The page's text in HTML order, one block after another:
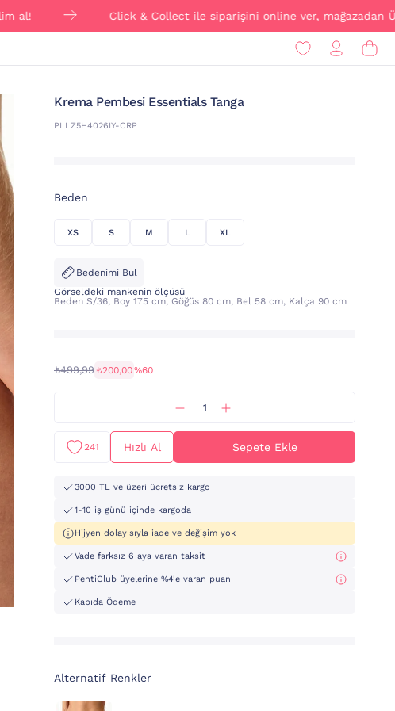
Click & Collect ile siparişini online ver, mağazadan
Krema Pembesi Essentials Tanga
PLLZ5H4026IY-CRP
Beden
XS S M L XL
Bedenimi Bul
Görseldeki mankenin ölçüsü
Beden S/36, Boy 175 cm, Göğüs 80 cm, Bel 58 cm, Kalça 90 cm
₺499,99 ₺200,00%60
241 Hızlı Al Sepete Ekle
3000 TL ve üzeri ücretsiz kargo
1-10 iş günü içinde kargoda
Hijyen dolayısıyla iade ve değişim yok
Vade farksız 6 aya varan taksit
PentiClub üyelerine %4'e varan puan
Kapıda Ödeme
Alternatif Renkler